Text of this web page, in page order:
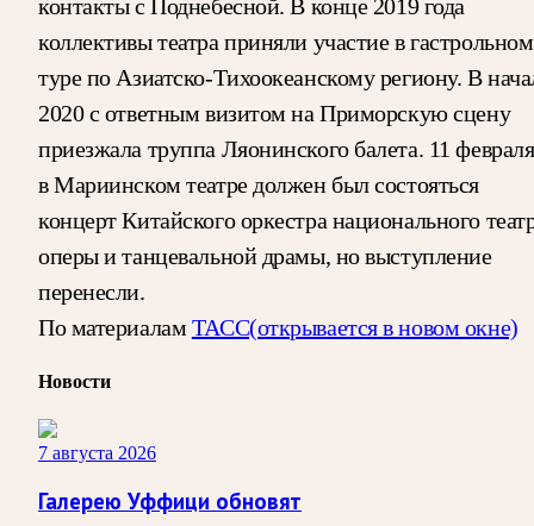
контакты с Поднебесной. В конце 2019 года
коллективы театра приняли участие в гастрольном
туре по Азиатско-Тихоокеанскому региону. В
2020 с ответным визитом на Приморскую сцену
приезжала труппа Ляонинского балета. 11 февраля
в Мариинском театре должен был состояться
концерт Китайского оркестра национального
оперы и танцевальной драмы, но выступление
перенесли.
По материалам ТАСС(открывается в новом окне)
Новости
7 августа 2026
Галерею Уффици обновят